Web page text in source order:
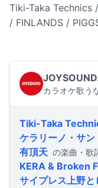
Tiki-Taka Technics
/ FINLANDS /
カラオケ歌う
Tiki-Taka
ケラリーノ・サ
有頂天 の楽曲・歌
KERA & Broken
サイプレス上野